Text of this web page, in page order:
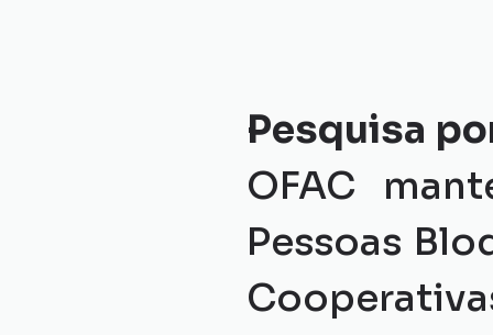
Pesquisa
OFAC
Pessoas